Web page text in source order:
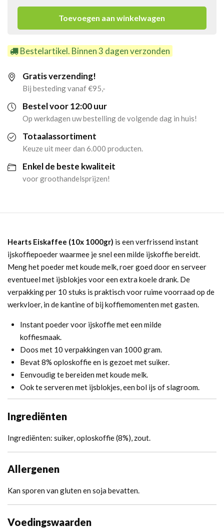
Eiskaffee
1000gr)
aantal
Toevoegen aan winkelwagen
Bestelartikel. Binnen 3 dagen verzonden
Gratis verzending!
Bij besteding vanaf €95,-
Bestel voor 12:00 uur
Op werkdagen uw bestelling de volgende dag in huis!
Totaalassortiment
Keuze uit meer dan 6.000 producten.
Enkel de beste kwaliteit
voor groothandelsprijzen!
Hearts Eiskaffee (10x 1000gr) is een verfrissend instant
ijskoffiepoeder waarmee je snel een milde ijskoffie bereidt.
Meng het poeder met koude melk, roer goed door en serveer
eventueel met ijsblokjes voor een extra koele drank. De
verpakking per 10 stuks is praktisch voor ruime voorraad op de
werkvloer, in de kantine of bij koffiemomenten met gasten.
Instant poeder voor ijskoffie met een milde
koffiesmaak.
Doos met 10 verpakkingen van 1000 gram.
Bevat 8% oploskoffie en is gezoet met suiker.
Eenvoudig te bereiden met koude melk.
Ook te serveren met ijsblokjes, een bol ijs of slagroom.
Ingrediënten
Ingrediënten: suiker, oploskoffie (8%), zout.
Allergenen
Kan sporen van gluten en soja bevatten.
Voedingswaarden